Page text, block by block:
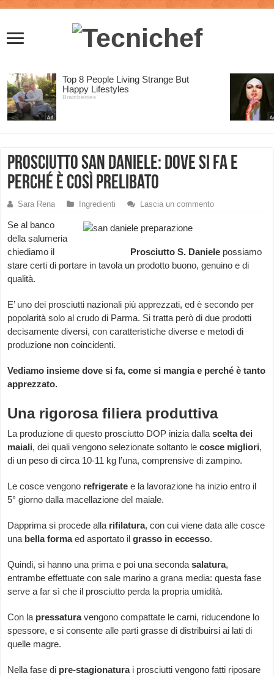
Prosciutto San Daniele: dove si fa e
perché è così prelibato
Sara Rena Ingredienti Lascia un commento
Se al banco
della salumeria
chiediamo il Prosciutto S. Daniele possiamo
stare certi di portare in tavola un prodotto buono, genuino e di
qualità.
E’ uno dei prosciutti nazionali più apprezzati, ed è secondo per
popolarità solo al crudo di Parma. Si tratta però di due prodotti
decisamente diversi, con caratteristiche diverse e metodi di
produzione non coincidenti.
Vediamo insieme dove si fa, come si mangia e perché è tanto
apprezzato.
Una rigorosa filiera produttiva
La produzione di questo prosciutto DOP inizia dallascelta dei
maiali, dei quali vengono selezionate soltanto lecosce migliori,
di un peso di circa 10-11 kg l’una, comprensive di zampino.
Le cosce vengono refrigerate e la lavorazione ha inizio entro il
5° giorno dalla macellazione del maiale.
Dapprima si procede alla rifilatura, con cui viene data alle cosce
una bella formaed asportato ilgrasso in eccesso.
Quindi, si hanno una prima e poi una secondasalatura,
entrambe effettuate con sale marino a grana media: questa fase
serve a far sì che il prosciutto perda la propria umidità.
Con la pressaturavengono compattate le carni, riducendone lo
spessore, e si consente alle parti grasse di distribuirsi ai lati di
quelle magre.
Nella fase di pre-stagionaturai prosciutti vengono fatti riposare